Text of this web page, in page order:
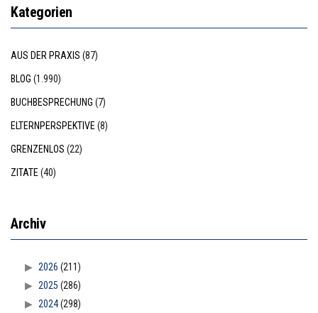
Kategorien
AUS DER PRAXIS (87)
BLOG (1.990)
BUCHBESPRECHUNG (7)
ELTERNPERSPEKTIVE(8)
GRENZENLOS (22)
ZITATE(40)
Archiv
2026 (211)
2025 (286)
2024(298)